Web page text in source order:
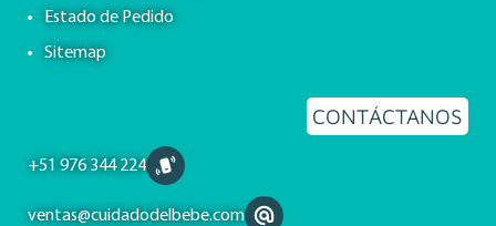
Estado de Pedido
Sitemap
CONTÁCTANOS
+51 976 344 224
ventas@cuidadodelbebe.com